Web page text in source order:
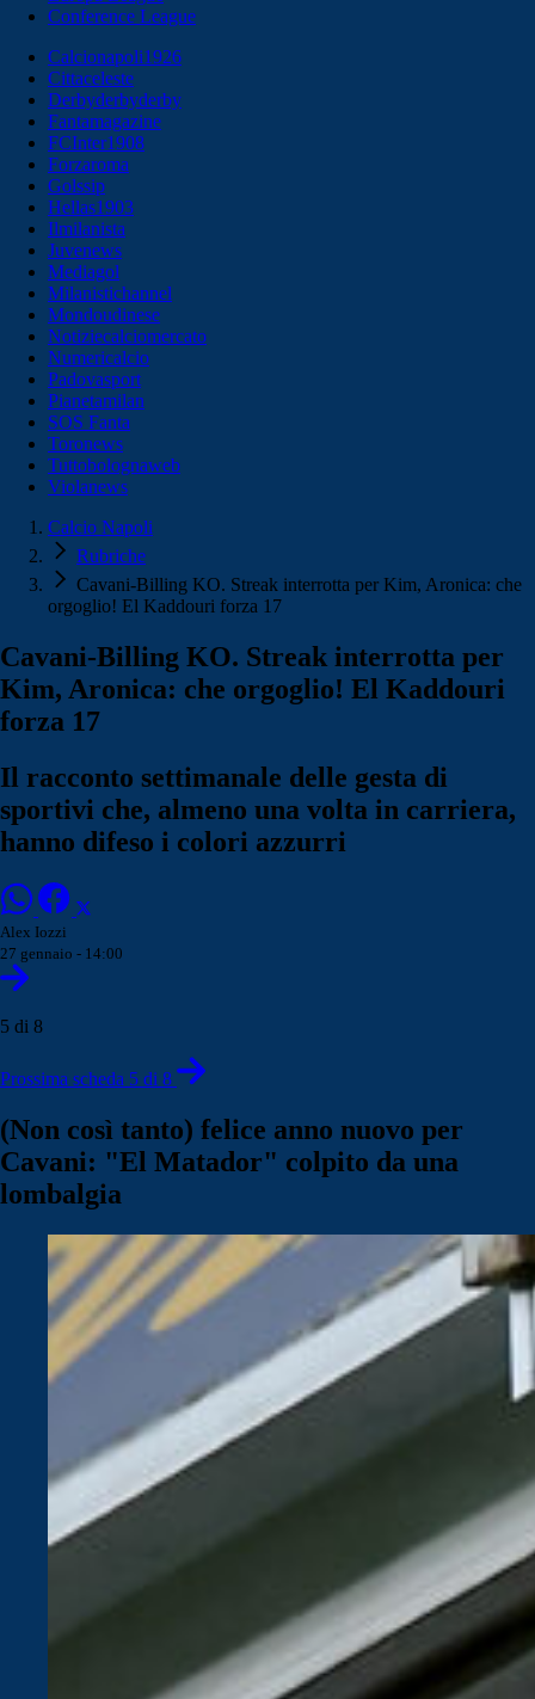
Conference League
Calcionapoli1926
Cittaceleste
Derbyderbyderby
Fantamagazine
FCInter1908
Forzaroma
Golssip
Hellas1903
Ilmilanista
Juvenews
Mediagol
Milanistichannel
Mondoudinese
Notiziecalciomercato
Numericalcio
Padovasport
Pianetamilan
SOS Fanta
Toronews
Tuttobolognaweb
Violanews
Calcio Napoli
Rubriche
Cavani-Billing KO. Streak interrotta per Kim, Aronica: che
orgoglio! El Kaddouri forza 17
Cavani-Billing KO. Streak interrotta per
Kim, Aronica: che orgoglio! El Kaddouri
forza 17
Il racconto settimanale delle gesta di
sportivi che, almeno una volta in carriera,
hanno difeso i colori azzurri
Alex Iozzi
27 gennaio - 14:00
5 di 8
Prossima scheda 5 di 8
(Non così tanto) felice anno nuovo per
Cavani: "El Matador" colpito da una
lombalgia